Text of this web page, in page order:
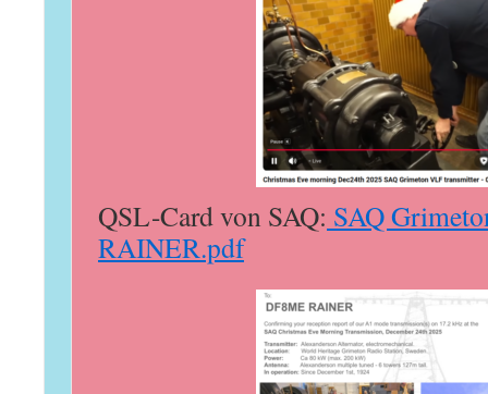
QSL-Card von SAQ: SAQ
RAINER.pdf